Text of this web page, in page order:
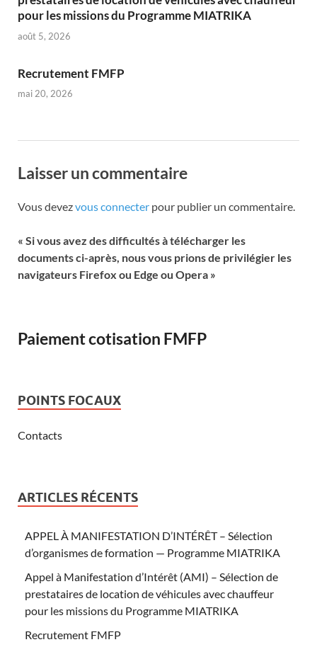
pour les missions du Programme MIATRIKA
août 5, 2026
Recrutement FMFP
mai 20, 2026
Laisser un commentaire
Vous devezvous connecter pour publier un commentaire.
« Si vous avez des difficultés à télécharger les
documents ci-après, nous vous prions de privilégier les
navigateurs Firefox ou Edge ou Opera »
Paiement cotisation FMFP
POINTS FOCAUX
Contacts
ARTICLES RÉCENTS
APPEL À MANIFESTATION D’INTÉRÊT – Sélection
d’organismes de formation — Programme MIATRIKA
Appel à Manifestation d’Intérêt (AMI) – Sélection de
prestataires de location de véhicules avec chauffeur
pour les missions du Programme MIATRIKA
Recrutement FMFP